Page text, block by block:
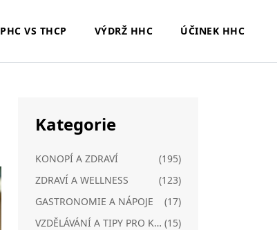
PHC VS THCP VÝDRŽ HHC ÚČINEK HHC
Kategorie
KONOPÍ A ZDRAVÍ
(195)
ZDRAVÍ A WELLNESS
(123)
GASTRONOMIE A NÁPOJE
(17)
VZDĚLÁVÁNÍ A TIPY PRO KONOPÍ (15)